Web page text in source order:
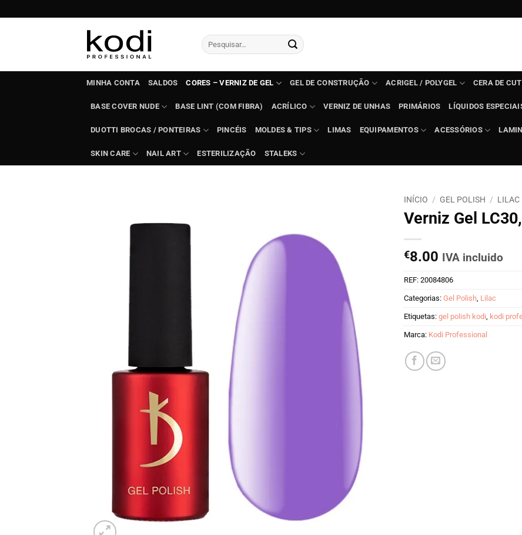
to
Pesquisar
por:
MINHA CONTA SALDOS CORES – VERNIZ DE GEL GEL DE CONSTRUÇÃO ACRIGEL / POLYGEL CERA DE
BASE COVER NUDE BASE LINT (COM FIBRA) ACRÍLICO VERNIZ DE UNHAS PRIMÁRIOS LÍQUIDOS
DUOTTI BROCAS / PONTEIRAS PINCÉIS MOLDES & TIPS LIMAS EQUIPAMENTOS ACESSÓRIOS
SKIN CARE NAIL ART ESTERILIZAÇÃO STALEKS
INÍCIO / GEL POLISH / LILAC
Verniz Gel
€8.00 IVA incluido
REF: 20084806
Categorias: Gel Polish Lilac
Etiquetas: gel polish kodi kodi
Marca: Kodi Professional